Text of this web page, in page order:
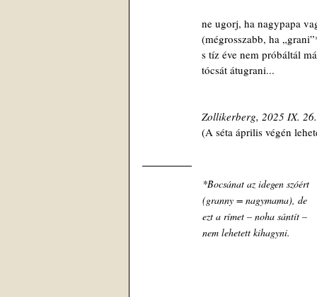
ne ugorj, ha nagypapa
(mégrosszabb, ha
s tíz éve nem próbáltál
tócsát átugrani...
Zollikerberg, 2025 IX. 26.
(A séta április végén
*Bocsánat az idegen szóért
(granny = nagymama), de
ezt a rímet – noha sántít –
nem lehetett kihagyni.